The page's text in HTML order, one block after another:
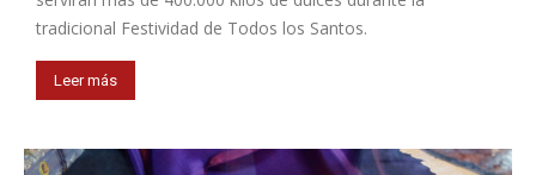
tradicional Festividad de Todos los Santos.
Leer más